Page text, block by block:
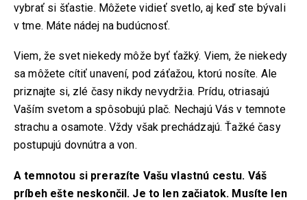
vybrať si šťastie. Môžete vidieť svetlo, aj keď ste bývali
v tme. Máte nádej na budúcnosť.
Viem, že svet niekedy môže byť ťažký. Viem, že niekedy
sa môžete cítiť unavení, pod záťažou, ktorú nosíte. Ale
priznajte si, zlé časy nikdy nevydržia. Prídu, otriasajú
Vaším svetom a spôsobujú plač. Nechajú Vás v temnote
strachu a osamote. Vždy však prechádzajú. Ťažké časy
postupujú dovnútra a von.
A temnotou si prerazíte Vašu vlastnú cestu. Váš
príbeh ešte neskončil. Je to len začiatok. Musíte len